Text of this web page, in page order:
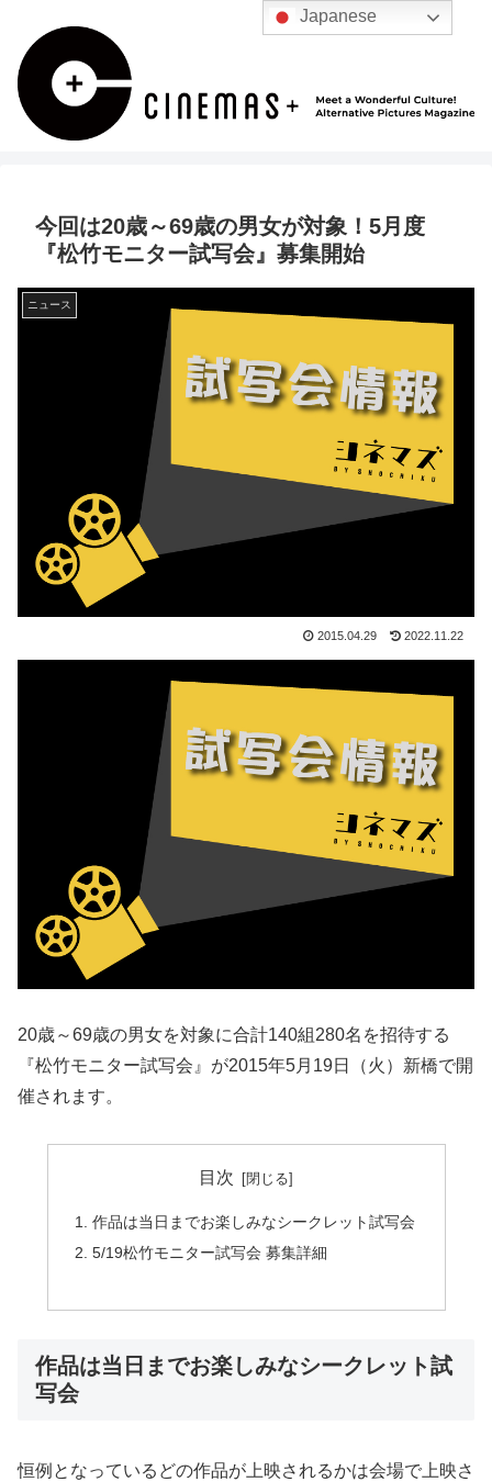
今回は20歳～69歳の男女が対象！5月度
『松竹モニター試写会』募集開始
ニュース
2015.04.29 2022.11.22
20歳～69歳の男女を対象に合計140組280名を招待する
『松竹モニター試写会』が2015年5月19日（火）新橋で開
催されます。
目次
作品は当日までお楽しみなシークレット試写会
5/19松竹モニター試写会 募集詳細
作品は当日までお楽しみなシークレット試
写会
恒例となっているどの作品が上映されるかは会場で上映さ
Japanese